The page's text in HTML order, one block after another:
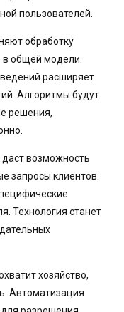
пользователей.
обработку
в общей модели.
расширяет
Алгоритмы будут
решения,
возможность
запросы клиентов.
Технология станет
хозяйство,
Автоматизация